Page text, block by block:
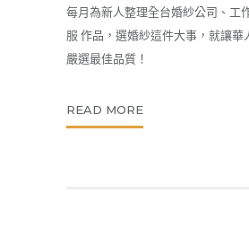
每月為新人整理全台婚紗公司、工
服 作品，選婚紗這件大事，就讓華
嚴選最佳品質！
READ MORE